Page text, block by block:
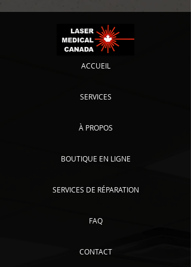
ACCUEIL
SERVICES
À PROPOS
BOUTIQUE EN LIGNE
SERVICES DE RÉPARATION
FAQ
CONTACT